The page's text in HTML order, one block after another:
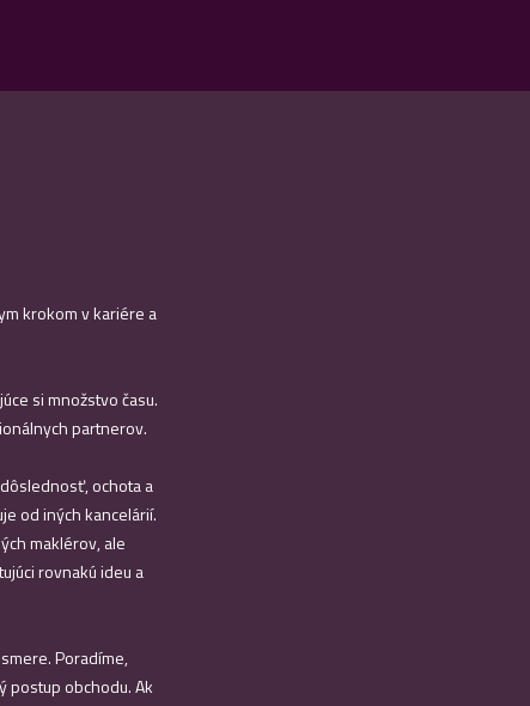
krokom v kariére a
si množstvo času.
partnerov.
ochota a
od iných kancelárií.
maklérov, ale
rovnakú ideu a
Poradíme,
postup obchodu. Ak